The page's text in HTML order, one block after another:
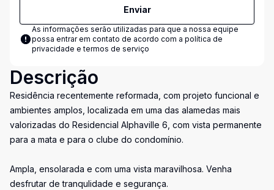
Enviar
As informações serão utilizadas para que a nossa equipe
possa entrar em contato de acordo com a política de
privacidade e termos de serviço
Descrição
Residência recentemente reformada, com projeto funcional e
ambientes amplos, localizada em uma das alamedas mais
valorizadas do Residencial Alphaville 6, com vista permanente
para a mata e para o clube do condomínio.
Ampla, ensolarada e com uma vista maravilhosa. Venha
desfrutar de tranqulidade e segurança.